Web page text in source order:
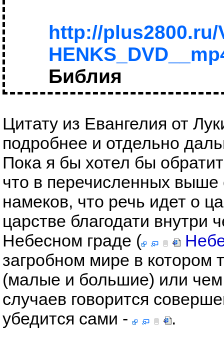
http://plus2800.ru/
Библия
Цитату из Евангелия от
подробнее и отдельно
Пока я бы хотел бы
что в перечисленных выше
намеков, что речь идет о
царстве благодати внутри
Небесном граде (
загробном мире в котором
(малые и большие) или
случаев говорится
убедится сами -
.